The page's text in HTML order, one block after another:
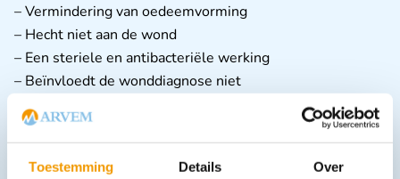
Toestemming Details Over
– Vermindering van oedeemvorming
– Hecht niet aan de wond
– Een steriele en antibacteriële werking
– Beïnvloedt de wonddiagnose niet
– Bevorderd de bloeddoorstroming